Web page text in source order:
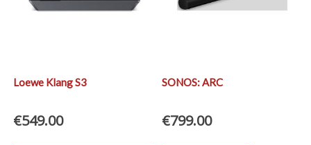
Loewe Klang S3
€549.00
SONOS: ARC
€799.00